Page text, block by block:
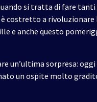
si tratta di fare
costretto a rivoluzionare
e anche questo
un’ultima sorpresa:
un ospite molto